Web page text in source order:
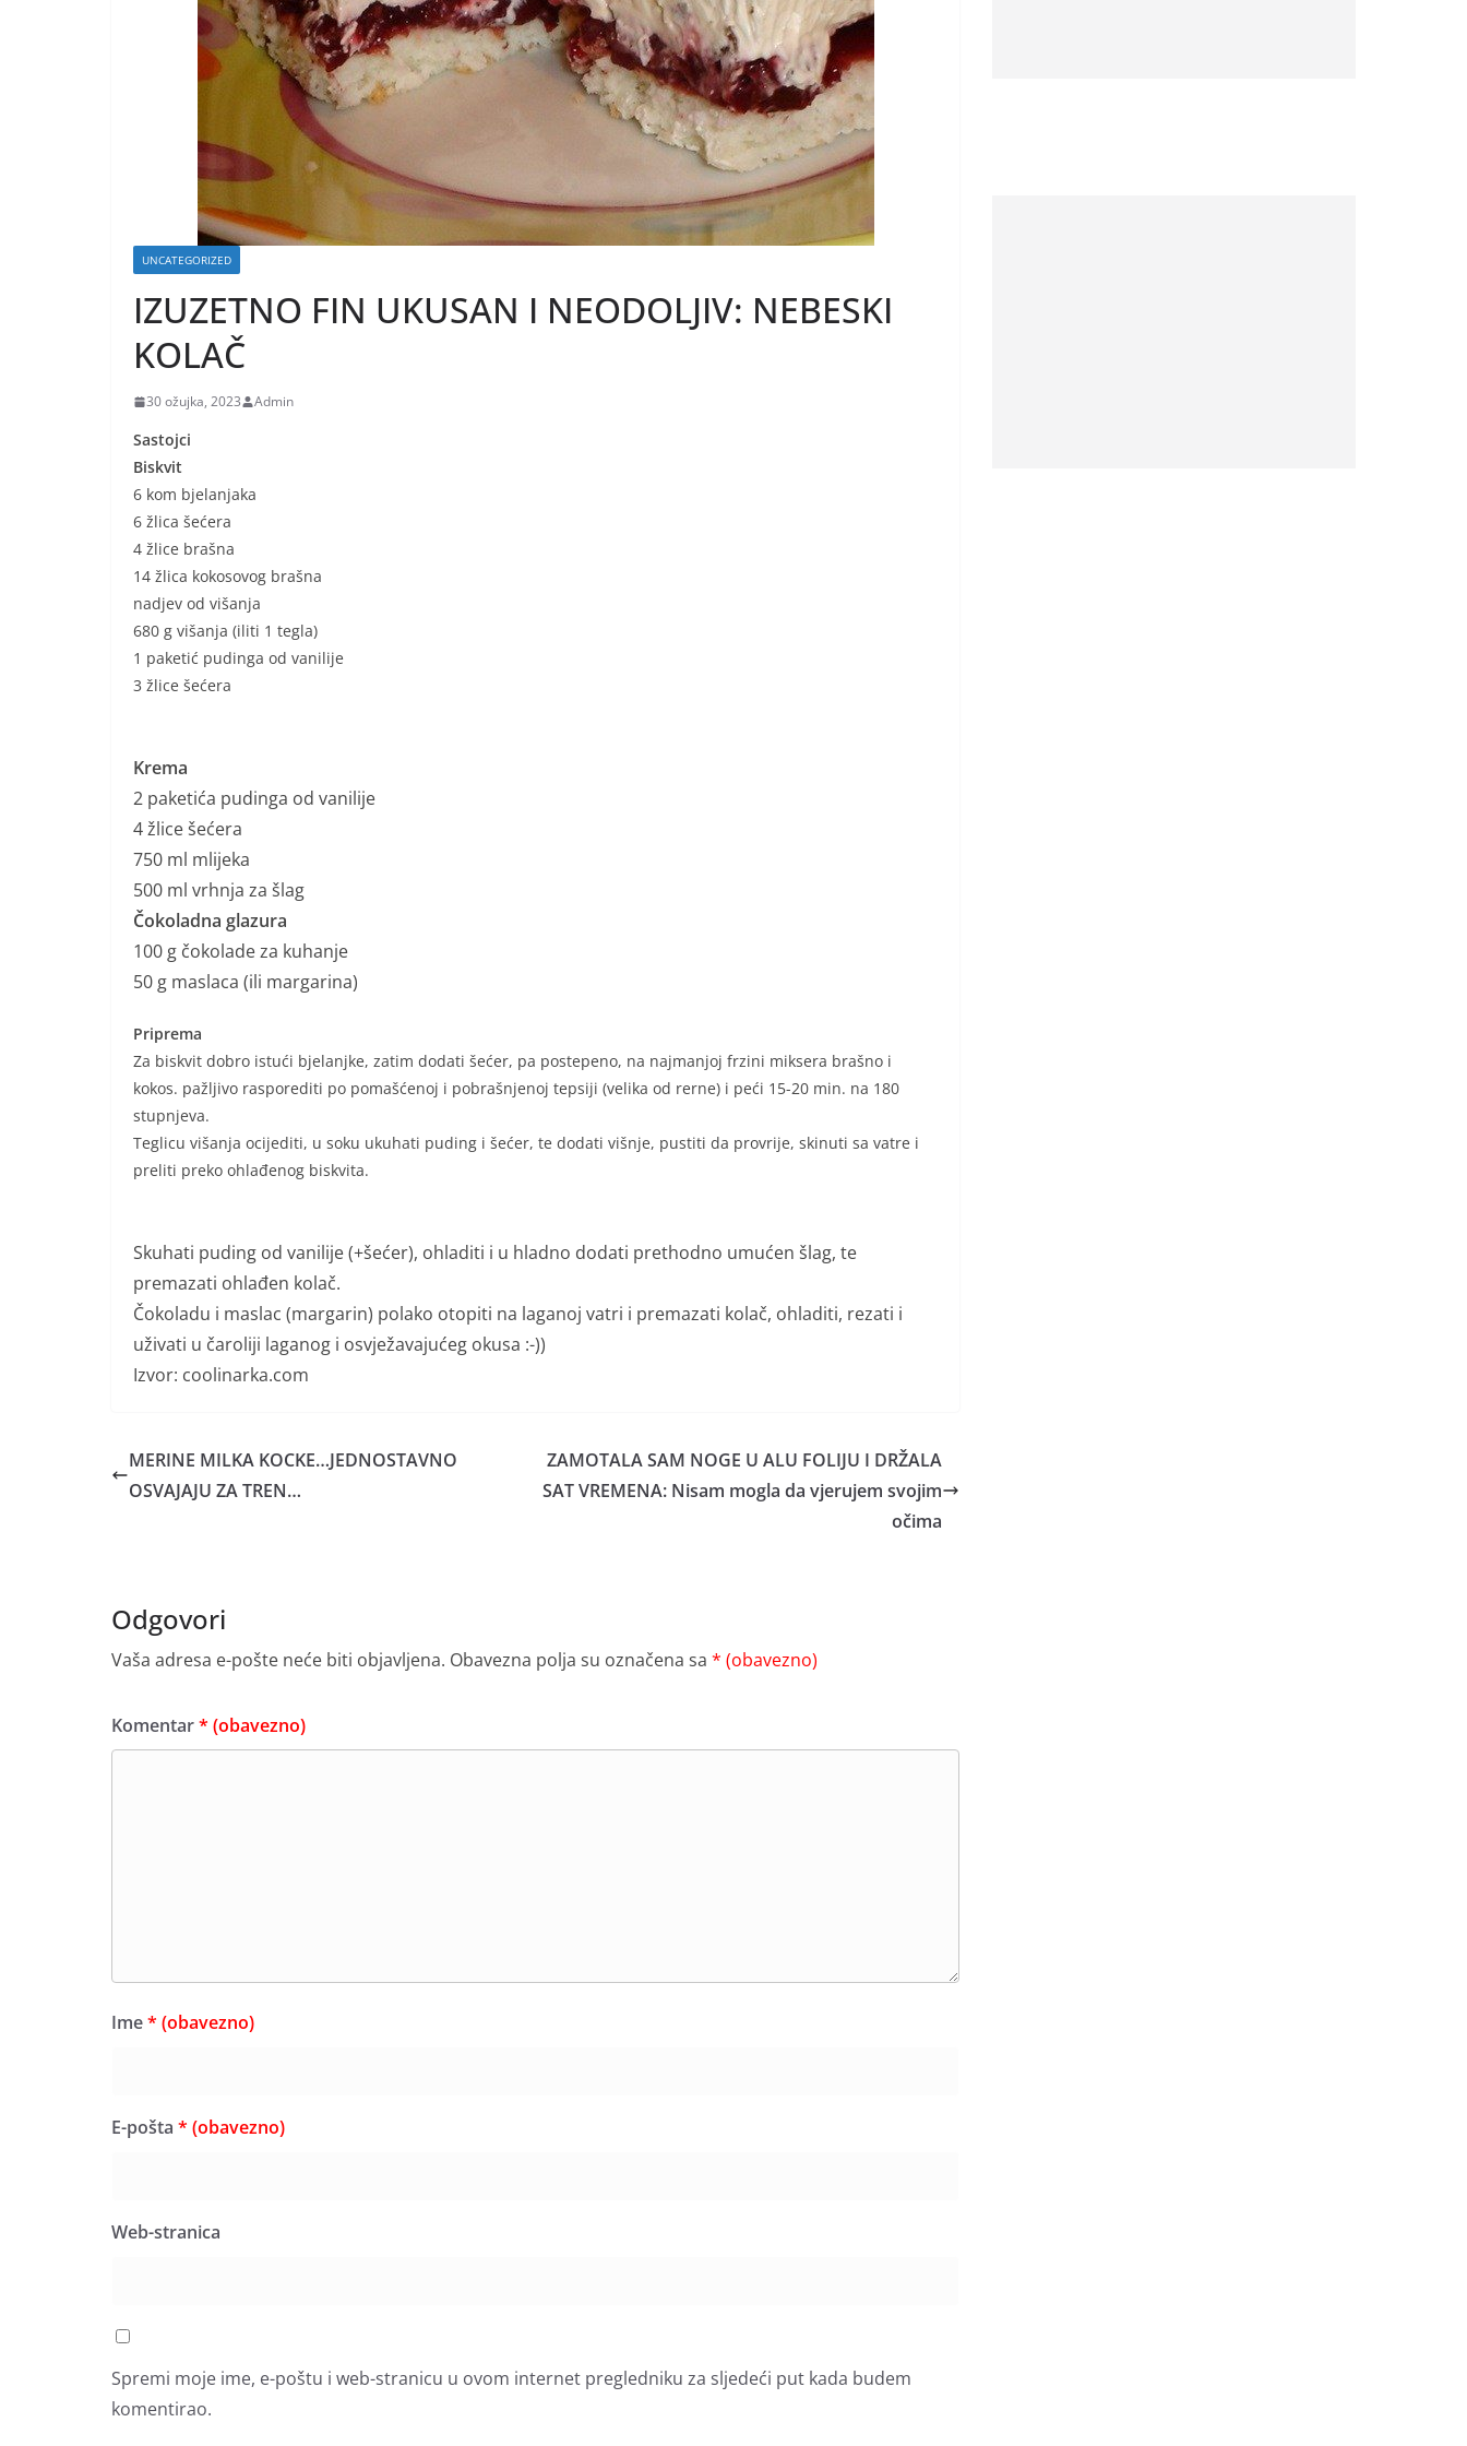
UNCATEGORIZED
IZUZETNO FIN UKUSAN I NEODOLJIV: NEBESKI
KOLAČ
30 ožujka, 2023 Admin
Sastojci
Biskvit
6 kom bjelanjaka
6 žlica šećera
4 žlice brašna
14 žlica kokosovog brašna
nadjev od višanja
680 g višanja (iliti 1 tegla)
1 paketić pudinga od vanilije
3 žlice šećera
Krema
2 paketića pudinga od vanilije
4 žlice šećera
750 ml mlijeka
500 ml vrhnja za šlag
Čokoladna glazura
100 g čokolade za kuhanje
50 g maslaca (ili margarina)
Priprema
Za biskvit dobro istući bjelanjke, zatim dodati šećer, pa postepeno, na najmanjoj frzini miksera brašno i
kokos. pažljivo rasporediti po pomašćenoj i pobrašnjenoj tepsiji (velika od rerne) i peći 15-20 min. na 180
stupnjeva.
Teglicu višanja ocijediti, u soku ukuhati puding i šećer, te dodati višnje, pustiti da provrije, skinuti sa vatre i
preliti preko ohlađenog biskvita.
Skuhati puding od vanilije (+šećer), ohladiti i u hladno dodati prethodno umućen šlag, te
premazati ohlađen kolač.
Čokoladu i maslac (margarin) polako otopiti na laganoj vatri i premazati kolač, ohladiti, rezati i
uživati u čaroliji laganog i osvježavajućeg okusa :-))
Izvor: coolinarka.com
MERINE MILKA KOCKE…JEDNOSTAVNO
OSVAJAJU ZA TREN…
ZAMOTALA SAM NOGE U ALU FOLIJU I DRŽALA
SAT VREMENA: Nisam mogla da vjerujem svojim
očima
Odgovori
Vaša adresa e-pošte neće biti objavljena. Obavezna polja su označena sa * (obavezno)
Komentar* (obavezno)
Ime* (obavezno)
E-pošta * (obavezno)
Web-stranica
Spremi moje ime, e-poštu i web-stranicu u ovom internet pregledniku za sljedeći put kada budem
komentirao.